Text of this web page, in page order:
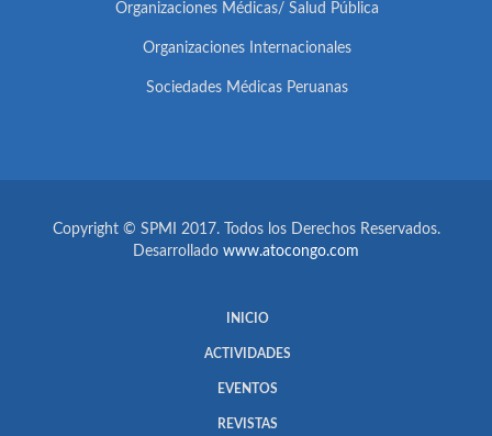
Organizaciones Médicas/ Salud Pública
Organizaciones Internacionales
Sociedades Médicas Peruanas
Copyright © SPMI 2017. Todos los Derechos Reservados.
Desarrollado www.atocongo.com
INICIO
ACTIVIDADES
EVENTOS
REVISTAS